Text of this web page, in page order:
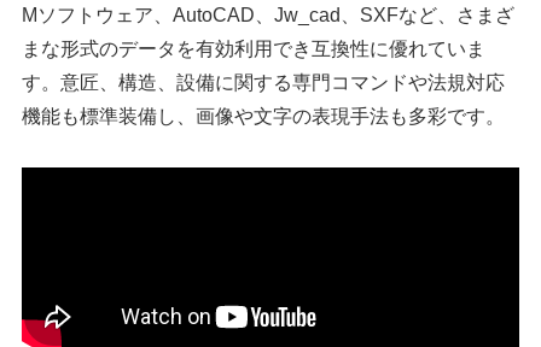
Mソフトウェア、AutoCAD、Jw_cad、SXFなど、さまざ
まな形式のデータを有効利用でき互換性に優れていま
す。意匠、構造、設備に関する専門コマンドや法規対応
機能も標準装備し、画像や文字の表現手法も多彩です。